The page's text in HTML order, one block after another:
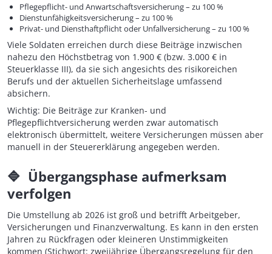
Pflegepflicht- und Anwartschaftsversicherung – zu 100 %
Dienstunfähigkeitsversicherung – zu 100 %
Privat- und Diensthaftpflicht oder Unfallversicherung – zu 100 %
Viele Soldaten erreichen durch diese Beiträge inzwischen
nahezu den Höchstbetrag von 1.900 € (bzw. 3.000 € in
Steuerklasse III), da sie sich angesichts des risikoreichen
Berufs und der aktuellen Sicherheitslage umfassend
absichern.
Wichtig: Die Beiträge zur Kranken- und
Pflegepflichtversicherung werden zwar automatisch
elektronisch übermittelt, weitere Versicherungen müssen aber
manuell in der Steuererklärung angegeben werden.
🔷 Übergangsphase aufmerksam
verfolgen
Die Umstellung ab 2026 ist groß und betrifft Arbeitgeber,
Versicherungen und Finanzverwaltung. Es kann in den ersten
Jahren zu Rückfragen oder kleineren Unstimmigkeiten
kommen (Stichwort: zweijährige Übergangsregelung für den